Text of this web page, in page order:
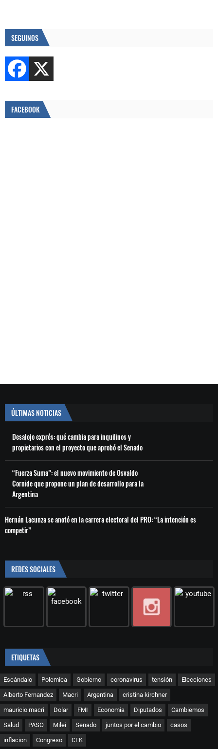
SEGUINOS
FACEBOOK
ÚLTIMAS NOTICIAS
Desalojo exprés: qué cambia para inquilinos y
propietarios con el proyecto que aprobó el Senado
“Fuerza Suma”: el nuevo movimiento de Osvaldo
Cornide que propone un plan de desarrollo para la
Argentina
Hernán Lacunza se anotó en la carrera electoral del PRO: “La intención es
competir”
REDES SOCIALES
ETIQUETAS
Escándalo Polemica Gobierno coronavirus tensión Elecciones
Alberto Fernandez Macri Argentina cristina kirchner
mauricio macri Dolar FMI Economia Diputados Cambiemos
Salud PASO Milei Senado juntos por el cambio casos
inflacion Congreso CFK